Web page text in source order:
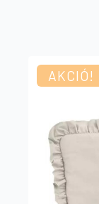
AKCIÓ!